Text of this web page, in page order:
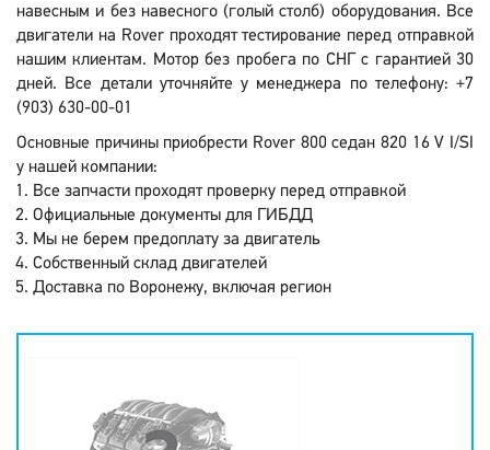
навесным и без навесного (голый столб) оборудования. Все
двигатели на Rover проходят тестирование перед отправкой
нашим клиентам. Мотор без пробега по СНГ с гарантией 30
дней. Все детали уточняйте у менеджера по телефону: +7
(903) 630-00-01
Основные причины приобрести Rover 800 седан 820 16 V I/SI
у нашей компании:
Все запчасти проходят проверку перед отправкой
Официальные документы для ГИБДД
Мы не берем предоплату за двигатель
Собственный склад двигателей
Доставка по Воронежу, включая регион